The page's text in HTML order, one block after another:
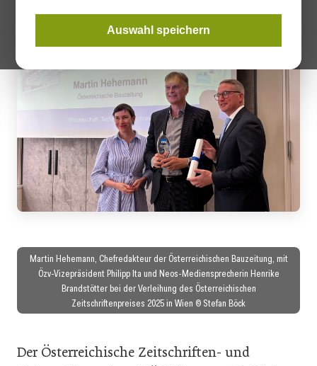
Auswahl speichern
2025 in der Kategorie Wissenschaft, Technik & Forschung.
Martin Hehemann, Chefredakteur der Österreichischen Bauzeitung, mit
Özv-Vizepräsident Philipp Ita und Neos-Mediensprecherin Henrike
Brandstötter bei der Verleihung des Österreichischen
Zeitschriftenpreises 2025 in Wien © Stefan Böck
Der Österreichische Zeitschriften- und